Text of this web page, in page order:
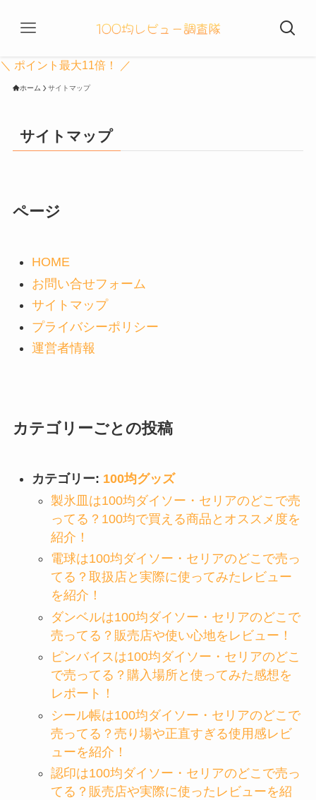
＼ ポイント最大11倍！ ／
ホーム サイトマップ
サイトマップ
ページ
HOME
お問い合せフォーム
サイトマップ
プライバシーポリシー
運営者情報
カテゴリーごとの投稿
カテゴリー: 100均グッズ
製氷皿は100均ダイソー・セリアのどこで売
ってる？100均で買える商品とオススメ度を
紹介！
電球は100均ダイソー・セリアのどこで売っ
てる？取扱店と実際に使ってみたレビュー
を紹介！
ダンベルは100均ダイソー・セリアのどこで
売ってる？販売店や使い心地をレビュー！
ピンバイスは100均ダイソー・セリアのどこ
で売ってる？購入場所と使ってみた感想を
レポート！
シール帳は100均ダイソー・セリアのどこで
売ってる？売り場や正直すぎる使用感レビ
ューを紹介！
認印は100均ダイソー・セリアのどこで売っ
てる？販売店や実際に使ったレビューを紹